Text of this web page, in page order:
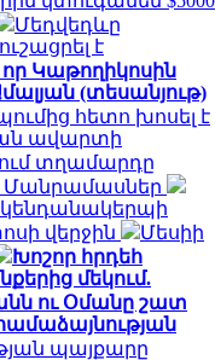
Մեդվեդևը
է
որ Կաթողիկոսին
(տեսանյութ)
հետո խոսել է
ավարտի
տղամարդը
Մանրամասներ
կենդանակերպի
վերջին
Մեսիի
Խոշոր հրդեհ
մեկում.
ու Օմանը շատ
համաձայնության
պայքարը